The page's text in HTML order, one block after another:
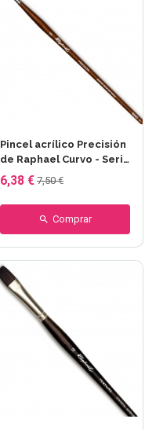
Pincel acrílico Precisión
de Raphael Curvo - Serie
8940
6,38 € 7,50 €
Comprar